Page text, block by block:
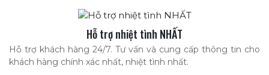
Hỗ trợ nhiệt tình NHẤT
Hỗ trợ khách hàng 24/7. Tư vấn và cung cấp thông tin cho
khách hàng chính xác nhất, nhiệt tình nhất.